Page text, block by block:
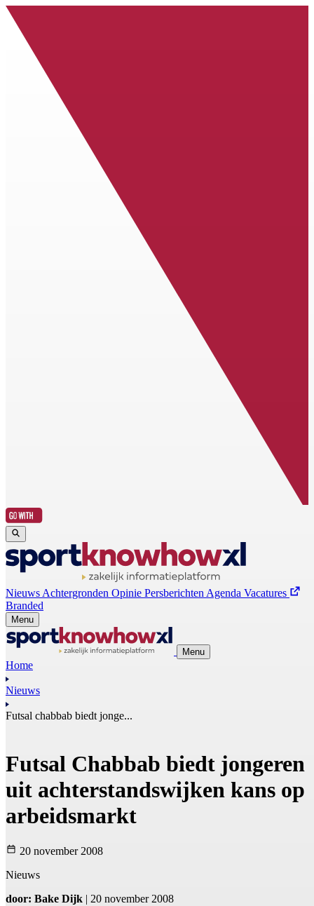
Nieuws Achtergronden Opinie Persberichten Agenda Vacatures
Branded
Menu
Menu
Home
Nieuws
Futsal chabbab biedt jonge...
Futsal Chabbab biedt jongeren
uit achterstandswijken kans op
arbeidsmarkt
20 november 2008
Nieuws
door: Bake Dijk | 20 november 2008